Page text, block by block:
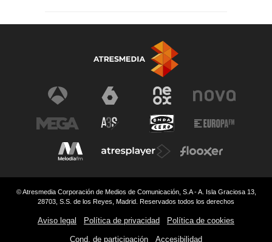
© Atresmedia Corporación de Medios de Comunicación, S.A - A. Isla Graciosa 13,
28703, S.S. de los Reyes, Madrid. Reservados todos los derechos
Aviso legal Política de privacidad Política de cookies
Cond. de participación Accesibilidad